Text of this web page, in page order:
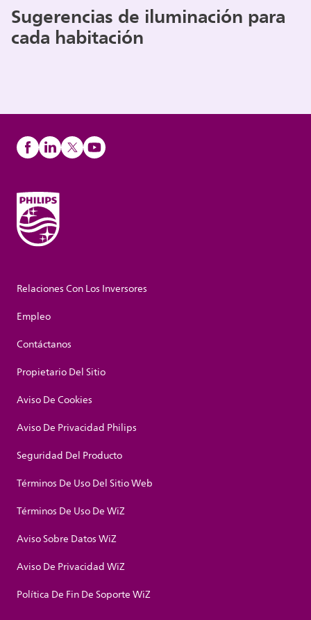
Sugerencias de iluminación para
cada habitación
Relaciones Con Los Inversores
Empleo
Contáctanos
Propietario Del Sitio
Aviso De Cookies
Aviso De Privacidad Philips
Seguridad Del Producto
Términos De Uso Del Sitio Web
Términos De Uso De WiZ
Aviso Sobre Datos WiZ
Aviso De Privacidad WiZ
Política De Fin De Soporte WiZ